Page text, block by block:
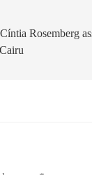
Rosemberg